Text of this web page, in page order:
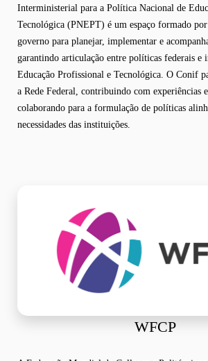
Interministerial para a Política Nacional de
Tecnológica (PNEPT) é um espaço formado
governo para planejar, implementar e
garantindo articulação entre políticas federais e
Educação Profissional e Tecnológica. O Conif
a Rede Federal, contribuindo com experiências
colaborando para a formulação de políticas
necessidades das instituições.
WFCP